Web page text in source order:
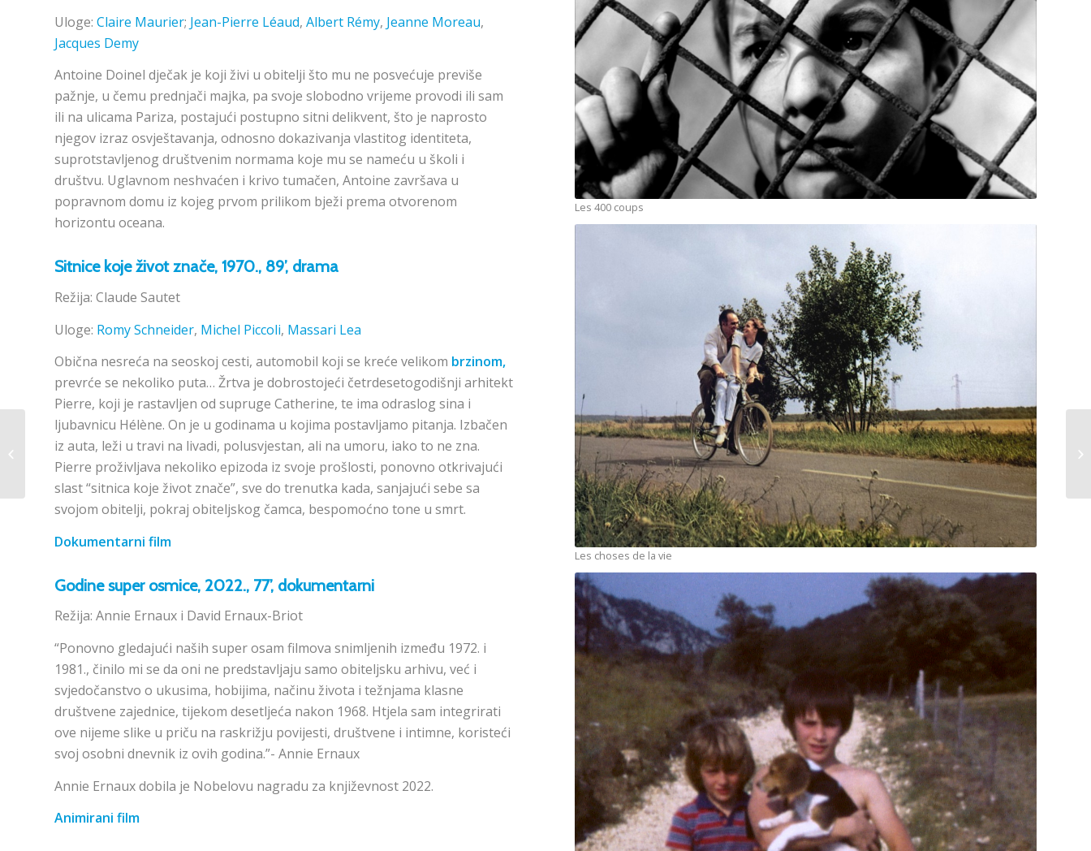
Uloge: Claire Maurier; Jean-Pierre Léaud, Albert Rémy, Jeanne Moreau,
Jacques Demy
Antoine Doinel dječak je koji živi u obitelji što mu ne posvećuje previše
pažnje, u čemu prednjači majka, pa svoje slobodno vrijeme provodi ili sam
ili na ulicama Pariza, postajući postupno sitni delikvent, što je naprosto
njegov izraz osvještavanja, odnosno dokazivanja vlastitog identiteta,
suprotstavljenog društvenim normama koje mu se nameću u školi i
društvu. Uglavnom neshvaćen i krivo tumačen, Antoine završava u
popravnom domu iz kojeg prvom prilikom bježi prema otvorenom
horizontu oceana.
Sitnice koje život znače, 1970., 89’, drama
Režija: Claude Sautet
Uloge: Romy Schneider, Michel Piccoli, Massari Lea
Obična nesreća na seoskoj cesti, automobil koji se kreće velikom brzinom,
prevrće se nekoliko puta… Žrtva je dobrostojeći četrdesetogodišnji arhitekt
Pierre, koji je rastavljen od supruge Catherine, te ima odraslog sina i
ljubavnicu Hélène. On je u godinama u kojima postavljamo pitanja. Izbačen
iz auta, leži u travi na livadi, polusvjestan, ali na umoru, iako to ne zna.
Pierre proživljava nekoliko epizoda iz svoje prošlosti, ponovno otkrivajući
slast “sitnica koje život znače”, sve do trenutka kada, sanjajući sebe sa
svojom obitelji, pokraj obiteljskog čamca, bespomoćno tone u smrt.
Dokumentarni film
Godine super osmice, 2022., 77’, dokumentarni
Režija: Annie Ernaux i David Ernaux-Briot
“Ponovno gledajući naših super osam filmova snimljenih između 1972. i
1981., činilo mi se da oni ne predstavljaju samo obiteljsku arhivu, već i
svjedočanstvo o ukusima, hobijima, načinu života i težnjama klasne
društvene zajednice, tijekom desetljeća nakon 1968. Htjela sam integrirati
ove nijeme slike u priču na raskrižju povijesti, društvene i intimne, koristeći
svoj osobni dnevnik iz ovih godina.”- Annie Ernaux
Annie Ernaux dobila je Nobelovu nagradu za književnost 2022.
Animirani film
Les 400 coups
Les choses de la vie
Retrospektiva
otvorenja izložbe
“Osam staza
skrivenog okvira”